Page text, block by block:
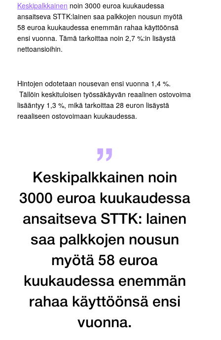
Keskipalkkainen noin 3000 euroa kuukaudessa
ansaitseva STTK:lainen saa palkkojen nousun myötä
58 euroa kuukaudessa enemmän rahaa käyttöönsä
ensi vuonna. Tämä tarkoittaa noin 2,7 %:in lisäystä
nettoansioihin.
Hintojen odotetaan nousevan ensi vuonna 1,4 %.
Tällöin keskituloisen työssäkäyvän reaalinen ostovoima
lisääntyy 1,3 %, mikä tarkoittaa 28 euron lisäystä
reaaliseen ostovoimaan kuukaudessa.
Keskipalkkainen noin
3000 euroa kuukaudessa
ansaitseva STTK: lainen
saa palkkojen nousun
myötä 58 euroa
kuukaudessa enemmän
rahaa käyttöönsä ensi
vuonna.